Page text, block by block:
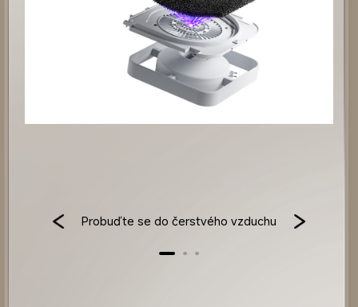
Probuďte se do čerstvého vzduchu